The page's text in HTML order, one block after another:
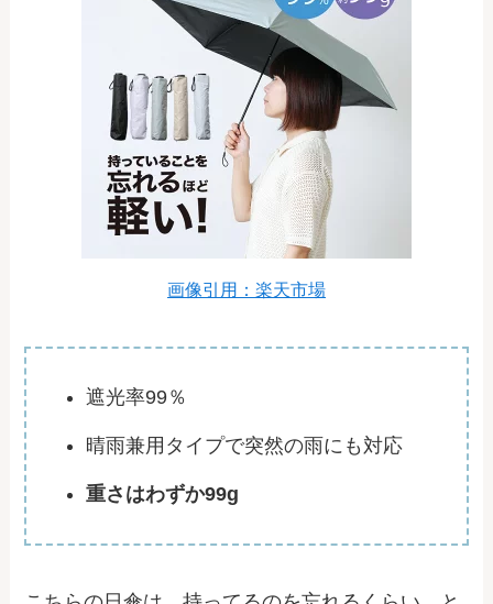
画像引用：楽天市場
遮光率99％
晴雨兼用タイプで突然の雨にも対応
重さはわずか99g